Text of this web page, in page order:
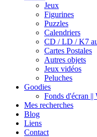
Jeux
Figurines
Puzzles
Calendriers
CD / LD / K7
Cartes Postales
Autres objets
Jeux vidéos
Peluches
Goodies
Fonds d'écran ||
Mes recherches
Blog
Liens
Contact